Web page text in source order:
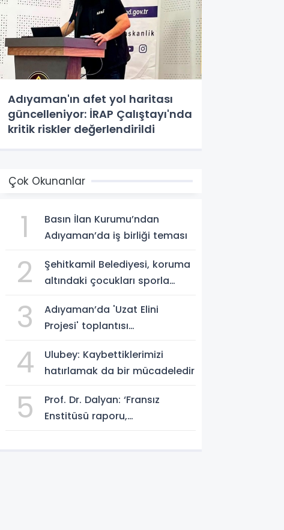
Adıyaman'ın afet yol haritası
güncelleniyor: İRAP Çalıştayı'nda
kritik riskler değerlendirildi
Çok Okunanlar
1
Basın İlan Kurumu’ndan
Adıyaman’da iş birliği teması
2
Şehitkamil Belediyesi, koruma
altındaki çocukları sporla
3
Adıyaman’da 'Uzat Elini
Projesi' toplantısı
4
Ulubey: Kaybettiklerimizi
hatırlamak da bir mücadeledir
5
Prof. Dr. Dalyan: ‘Fransız
Enstitüsü raporu,